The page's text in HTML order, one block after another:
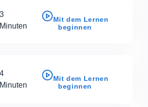
3
Minuten
Mit dem Lernen
beginnen
4
Minuten
Mit dem Lernen
beginnen